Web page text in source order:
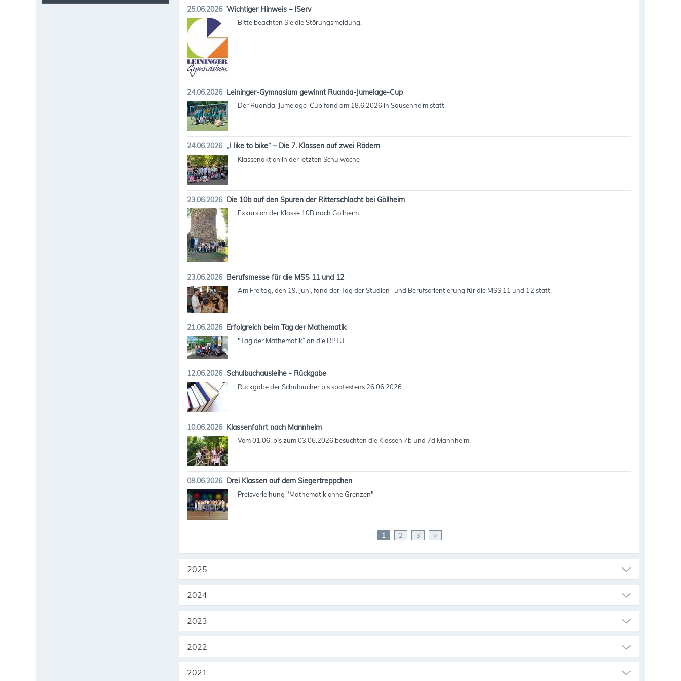
25.06.2026 Wichtiger Hinweis – IServ
Bitte beachten Sie die Störungsmeldung.
24.06.2026 Leininger-Gymnasium gewinnt Ruanda-Jumelage-Cup
Der Ruanda-Jumelage-Cup fand am 18.6.2026 in Sausenheim statt.
24.06.2026 „I like to bike“ – Die 7. Klassen auf zwei Rädern
Klassenaktion in der letzten Schulwoche
23.06.2026 Die 10b auf den Spuren der Ritterschlacht bei Göllheim
Exkursion der Klasse 10B nach Göllheim.
23.06.2026 Berufsmesse für die MSS 11 und 12
Am Freitag, den 19. Juni, fand der Tag der Studien- und Berufsorientierung für die MSS 11 und 12 statt.
21.06.2026 Erfolgreich beim Tag der Mathematik
"Tag der Mathematik“ an die RPTU
12.06.2026 Schulbuchausleihe - Rückgabe
Rückgabe der Schulbücher bis spätestens 26.06.2026
10.06.2026 Klassenfahrt nach Mannheim
Vom 01.06. bis zum 03.06.2026 besuchten die Klassen 7b und 7d Mannheim.
08.06.2026 Drei Klassen auf dem Siegertreppchen
Preisverleihung "Mathematik ohne Grenzen"
1 2 3 >
2025
2024
2023
2022
2021